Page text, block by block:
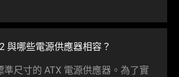
與哪些電源供應器相容 ？
準尺寸的 ATX 電源供應器。為了實